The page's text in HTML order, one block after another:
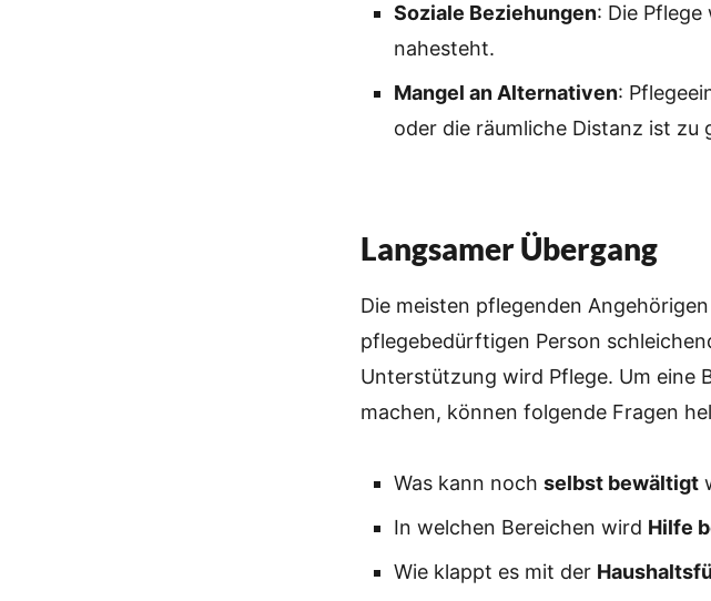
Soziale Beziehungen: Die
nahesteht.
Mangel an Alternativen:
oder die räumliche Distanz ist zu
Langsamer Übergang
Die meisten pflegenden
pflegebedürftigen Person
Unterstützung wird Pflege. Um eine
machen, können folgende Fragen
Was kann nochselbst bewältigt
In welchen Bereichen wird Hilfe
Wie klappt es mit der